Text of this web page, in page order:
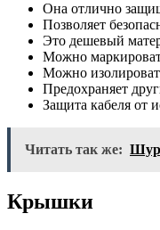
Она отлично
Позволяет
Это дешевый
Можно
Можно
Предохраняет
Защита кабеля от
Читать так же:
Крышки